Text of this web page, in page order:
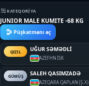
KATEQORIYA
JUNIOR MALE KUMITE -68 KG
Püşkatmanı aç
QIZIL UĞUR SƏMƏDLİ
AZEFHN İSK
GÜMÜŞ SALEH QASIMZADƏ
AZEQARA QAPLAN (Ş.X)